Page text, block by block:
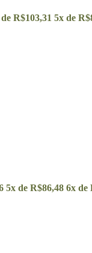
R$103,31 5x de R$
5x de R$86,48 6x de